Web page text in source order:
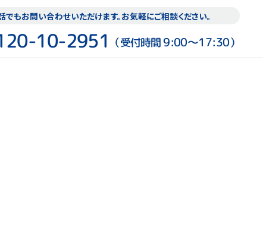
でもお問い合わせいただけます。お気軽にご相談ください。
10-2951 （受付時間9:00〜17:30）